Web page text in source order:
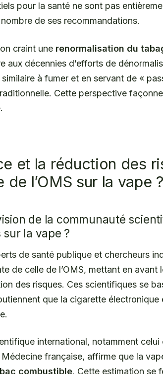
pour la santé ne sont pas
de ses recommandations.
craint une renormalisation du
aux décennies d’efforts de
à fumer et en servant de «
Cette perspective
et la réduction des
de l’OMS sur la vape ?
de la communauté
la vape ?
de santé publique et chercheurs
de celle de l’OMS, mettant en avant
des risques. Ces scientifiques se
que la cigarette
international, notamment
Médecine française, affirme que la
combustible. Cette estimation se